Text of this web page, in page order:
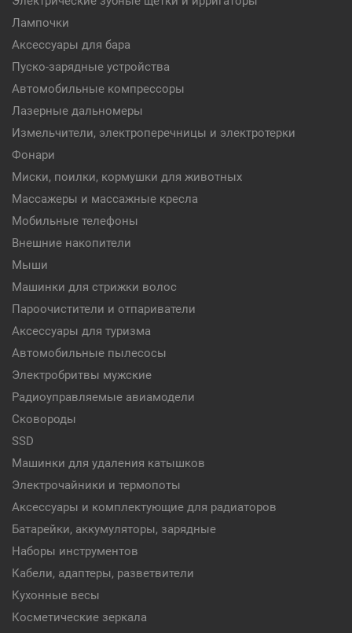
Лампочки
Аксессуары для бара
Пуско-зарядные устройства
Автомобильные компрессоры
Лазерные дальномеры
Измельчители, электроперечницы и электротерки
Фонари
Миски, поилки, кормушки для животных
Массажеры и массажные кресла
Мобильные телефоны
Внешние накопители
Мыши
Машинки для стрижки волос
Пароочистители и отпариватели
Аксессуары для туризма
Автомобильные пылесосы
Электробритвы мужские
Радиоуправляемые авиамодели
Сковороды
SSD
Машинки для удаления катышков
Электрочайники и термопоты
Аксессуары и комплектующие для радиаторов
Батарейки, аккумуляторы, зарядные
Наборы инструментов
Кабели, адаптеры, разветвители
Кухонные весы
Косметические зеркала